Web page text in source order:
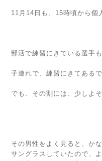
11月14日も、15時頃から個
部活で練習にきている選手
子連れで、練習にきてある
でも、その割には、少しよ
その男性をよく見ると、か
サングラスしていたので、